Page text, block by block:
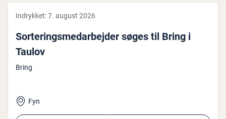
Indrykket:7. august 2026
Sor­te­rings­me­d­ar­bej­der søges til Bring i
Taulov
Bring
Fyn